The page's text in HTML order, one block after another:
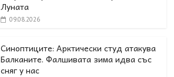
Луната
09.08.2026
Синоптиците: Арктически студ атакува
Балканите. Фалшивата зима идва със
сняг у нас